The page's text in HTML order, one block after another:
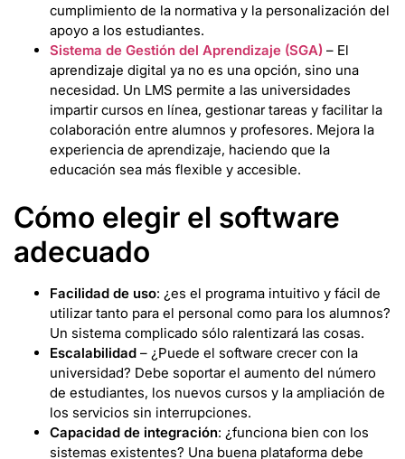
cumplimiento de la normativa y la personalización del
apoyo a los estudiantes.
Sistema de Gestión del Aprendizaje (SGA) – El
aprendizaje digital ya no es una opción, sino una
necesidad. Un LMS permite a las universidades
impartir cursos en línea, gestionar tareas y facilitar la
colaboración entre alumnos y profesores. Mejora la
experiencia de aprendizaje, haciendo que la
educación sea más flexible y accesible.
Cómo elegir el software
adecuado
Facilidad de uso: ¿es el programa intuitivo y fácil de
utilizar tanto para el personal como para los alumnos?
Un sistema complicado sólo ralentizará las cosas.
Escalabilidad – ¿Puede el software crecer con la
universidad? Debe soportar el aumento del número
de estudiantes, los nuevos cursos y la ampliación de
los servicios sin interrupciones.
Capacidad de integración: ¿funciona bien con los
sistemas existentes? Una buena plataforma debe